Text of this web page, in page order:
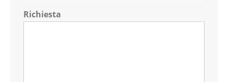
Richiesta